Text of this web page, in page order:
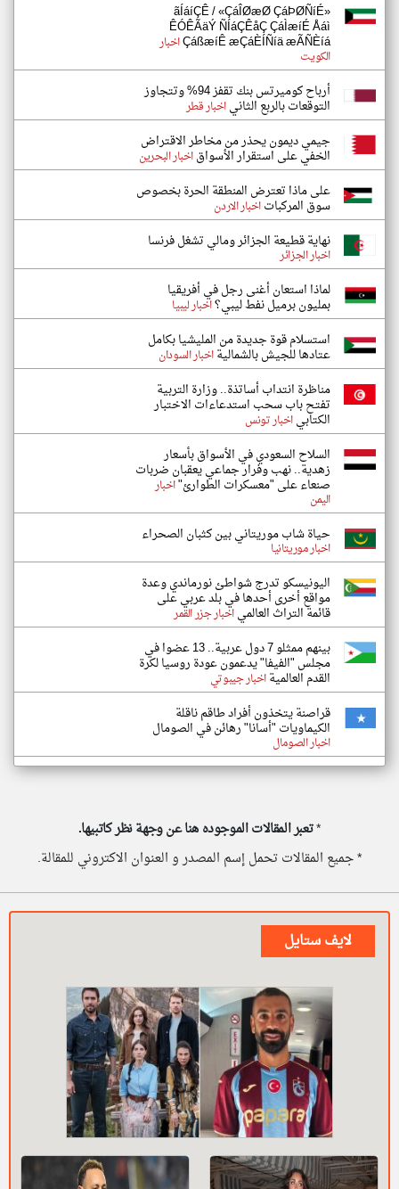
ãÍáíÇÊ / «ÇáÎØæØ ÇáÞØÑíÉ»
ÊÓÊÃäÝ ÑÍáÇÊåÇ ÇáÌæíÉ Åáì
ÇáßæíÊ æÇáÈÍÑíä æÃÑÈíáاخبار
الكويت
أرباح كوميرتس بنك تقفز 94% وتتجاوز
التوقعات بالربع الثانياخبار قطر
جيمي ديمون يحذر من مخاطر الاقتراض
الخفي على استقرار الأسواقاخبار البحرين
على ماذا تعترض المنطقة الحرة بخصوص
سوق المركباتاخبار الاردن
نهاية قطيعة الجزائر ومالي تشغل فرنسا
اخبار الجزائر
لماذا استعان أغنى رجل في أفريقيا
بمليون برميل نفط ليبي؟اخبار ليبيا
استسلام قوة جديدة من المليشيا بكامل
عتادها للجيش بالشماليةاخبار السودان
مناظرة انتداب أساتذة.. وزارة التربية
تفتح باب سحب استدعاءات الاختبار
الكتابياخبار تونس
السلاح السعودي في الأسواق بأسعار
زهدية.. نهب وفرار جماعي يعقبان ضربات
صنعاء على "معسكرات الطوارئ"اخبار
اليمن
حياة شاب موريتاني بين كثبان الصحراء
اخبار موريتانيا
اليونيسكو تدرج شواطئ نورماندي وعدة
مواقع أخرى أحدها في بلد عربي على
قائمة التراث العالمياخبار جزر القمر
بينهم ممثلو 7 دول عربية.. 13 عضوا في
مجلس "الفيفا" يدعمون عودة روسيا لكرة
القدم العالميةاخبار جيبوتي
قراصنة يتخذون أفراد طاقم ناقلة
الكيماويات "أسانا" رهائن في الصومال
اخبار الصومال
*تعبر المقالات الموجوده هنا عن وجهة نظر كاتبيها.
* جميع المقالات تحمل إسم المصدر و العنوان الاكتروني للمقالة.
لايف ستايل